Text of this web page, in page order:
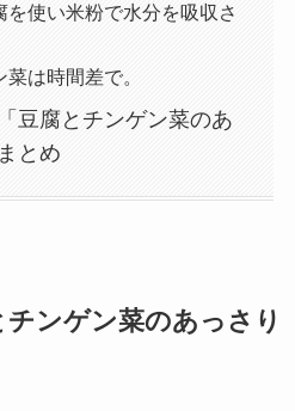
を使い米粉で水分を吸収さ
菜は時間差で。
豆腐とチンゲン菜のあ
とめ
ンゲン菜のあっさり